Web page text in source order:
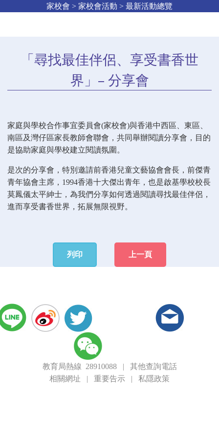
家校會 > 家校會活動 > 最新活動總覽
「尋找最佳伴侶、享受書香世
界」– 分享會
家庭與學校合作事宜委員會(家校會)與香港中西區、東區、
南區及灣仔區家長教師會聯會，共同舉辦閱讀分享會， 目的
是協助家庭與學校建立閱讀氛圍。
是次的分享會，特別邀請前香港兒童文藝協會會長，前傑青
青年協會主席， 1994香港十大傑出青年，也是啟基學校校長
莫鳳儀太平紳士，為我們分享如何透過閱讀尋找最佳伴侶，
進而享受書香世界，拓展無限視野。
列印 上一頁
教育局熱線 28910088| 其他查詢電話
相關網址 | 重要告示 | 私隱政策